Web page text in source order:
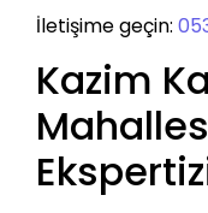
İletişime geçin:
Kazim